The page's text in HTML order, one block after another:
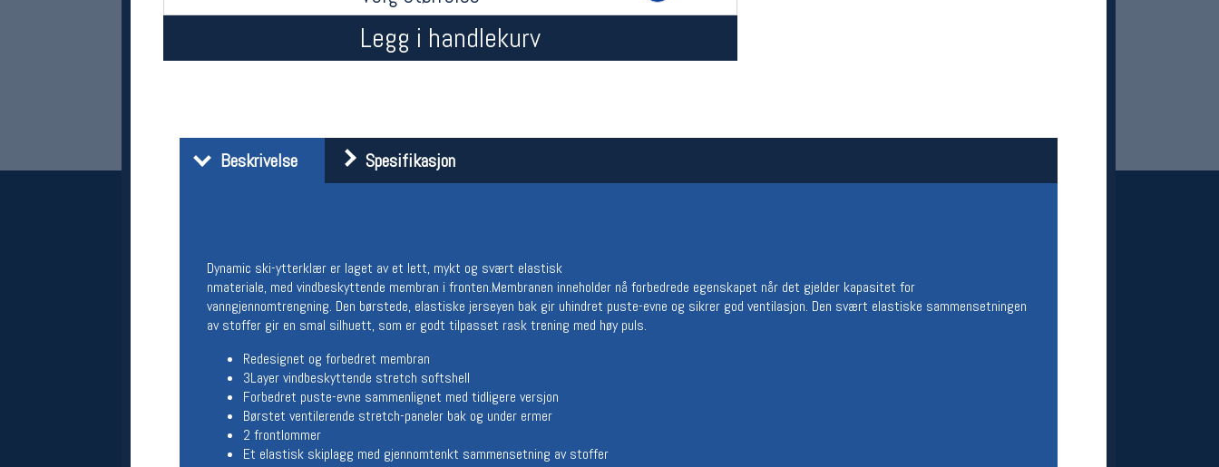
Legg i handlekurv
Beskrivelse Spesifikasjon
Dynamic ski-ytterklær er laget av et lett, mykt og svært elastisk
nmateriale, med vindbeskyttende membran i fronten.Membranen inneholder nå forbedrede egenskapet når det gjelder kapasitet for
vanngjennomtrengning. Den børstede, elastiske jerseyen bak gir uhindret puste-evne og sikrer god ventilasjon. Den svært elastiske sammensetningen
av stoffer gir en smal silhuett, som er godt tilpasset rask trening med høy puls.
Redesignet og forbedret membran
3Layer vindbeskyttende stretch softshell
Forbedret puste-evne sammenlignet med tidligere versjon
Børstet ventilerende stretch-paneler bak og under ermer
2 frontlommer
Et elastisk skiplagg med gjennomtenkt sammensetning av stoffer
Her finner du oss
Oslo Sportslager
Torggata 20
Telefon: 23 32 62 00
(telefontid man-fredag klokken 10-13)
Vis i kart
Kontakt oss
Åpningstider butikk
Man-Fredag:
11-18
Lørdag:
11-16
Team Oslo Sportslager
Magasinet